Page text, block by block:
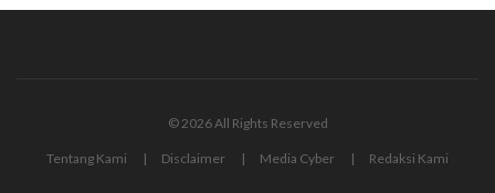
© 2026 All Rights Reserved
Tentang Kami Disclaimer Media Cyber Redaksi Kami